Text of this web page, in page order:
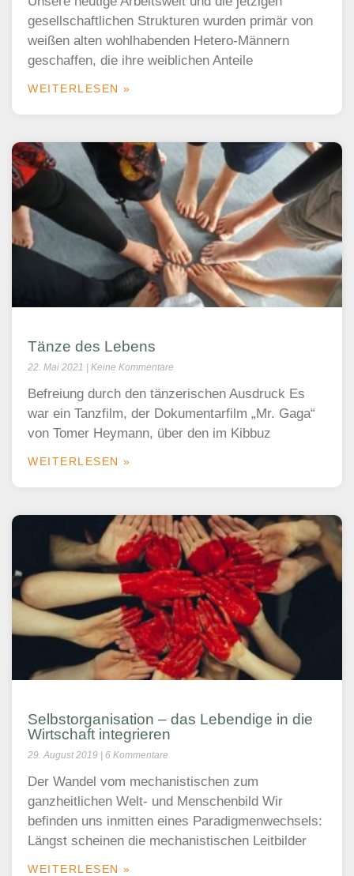
gesellschaftlichen Strukturen wurden primär von
weißen alten wohlhabenden Hetero-Männern
geschaffen, die ihre weiblichen Anteile
WEITERLESEN »
Tänze des Lebens
22. Mai 2021 Keine Kommentare
Befreiung durch den tänzerischen Ausdruck Es
war ein Tanzfilm, der Dokumentarfilm „Mr. Gaga“
von Tomer Heymann, über den im Kibbuz
WEITERLESEN »
Selbstorganisation – das Lebendige in die
Wirtschaft integrieren
29. August 2019 6 Kommentare
Der Wandel vom mechanistischen zum
ganzheitlichen Welt- und Menschenbild Wir
befinden uns inmitten eines Paradigmenwechsels:
Längst scheinen die mechanistischen Leitbilder
WEITERLESEN »